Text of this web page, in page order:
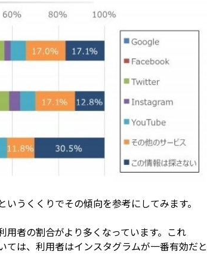
うくくりでその傾向を参考にしてみます。
者の割合がより多くなっています。これ
は、利用者はインスタグラムが一番有効だと